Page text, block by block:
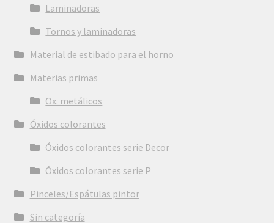
Laminadoras
Tornos y laminadoras
Material de estibado para el horno
Materias primas
Ox. metálicos
Óxidos colorantes
Óxidos colorantes serie Decor
Óxidos colorantes serie P
Pinceles/Espátulas pintor
Sin categoría